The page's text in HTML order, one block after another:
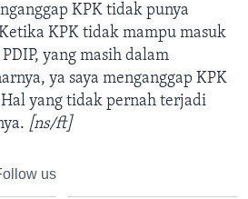
KPK tidak punya
KPK tidak mampu masuk
yang masih dalam
ya saya menganggap KPK
yang tidak pernah terjadi
[ns/ft]
us